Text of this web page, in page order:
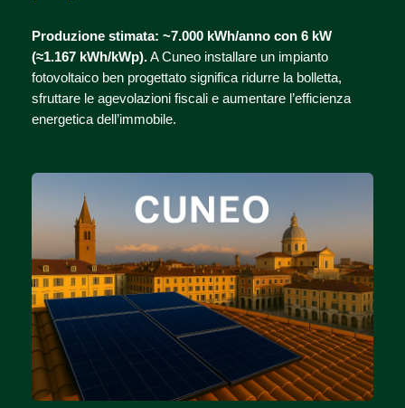
Produzione stimata: ~7.000 kWh/anno con 6 kW
(≈1.167 kWh/kWp). A Cuneo installare un impianto
fotovoltaico ben progettato significa ridurre la bolletta,
sfruttare le agevolazioni fiscali e aumentare l’efficienza
energetica dell’immobile.